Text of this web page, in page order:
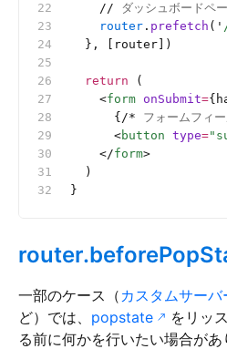
    //
ダッシュボードペ
    router
. prefetch ( '
  }, [router])
  return
(
    <
form onSubmit=
      {
/* フォームフィ
      <
button type=
    </
form>
  )
}
一部のケース（ カスタムサーバ
ど）では、 popstate
をリッ
る前に何かを行いたい場合があ